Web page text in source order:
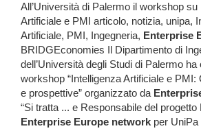
All’Università di Palermo il workshop su
Artificiale e PMI articolo, notizia, unipa,
Artificiale, PMI, Ingegneria, Enterprise
BRIDGEconomies Il Dipartimento di
dell’Università degli Studi di Palermo ha
workshop “Intelligenza Artificiale e PMI:
e prospettive” organizzato da
“Si tratta ... e Responsabile del
Enterprise Europe network per UniPa